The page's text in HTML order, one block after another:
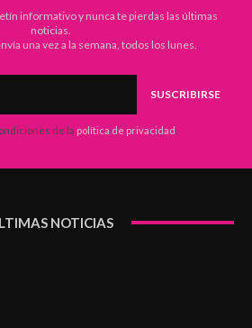
informativo y nunca te pierdas las últimas
noticias.
una vez a la semana, todos los lunes.
SUSCRIBIRSE
de la política de privacidad
NOTICIAS